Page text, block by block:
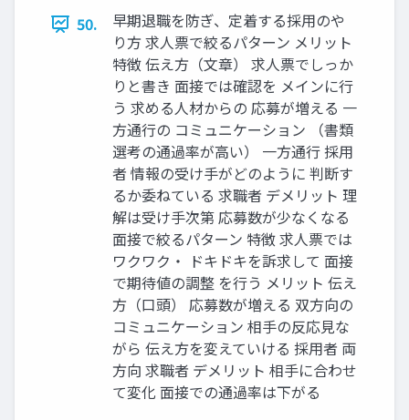
50.
早期退職を防ぎ、定着する採⽤のや
り⽅ 求⼈票で絞るパターン メリット
特徴 伝え⽅（⽂章） 求⼈票でしっか
りと書き ⾯接では確認を メインに⾏
う 求める⼈材からの 応募が増える ⼀
⽅通⾏の コミュニケーション （書類
選考の通過率が⾼い） ⼀⽅通⾏ 採⽤
者 情報の受け⼿がどのように 判断す
るか委ねている 求職者 デメリット 理
解は受け⼿次第 応募数が少なくなる
⾯接で絞るパターン 特徴 求⼈票では
ワクワク‧ ドキドキを訴求して ⾯接
で期待値の調整 を⾏う メリット 伝え
⽅（⼝頭） 応募数が増える 双⽅向の
コミュニケーション 相⼿の反応⾒な
がら 伝え⽅を変えていける 採⽤者 両
⽅向 求職者 デメリット 相⼿に合わせ
て変化 ⾯接での通過率は下がる